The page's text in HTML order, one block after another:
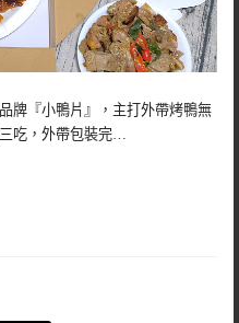
牌『小鴨片』，主打外帶烤鴨無
吃，外帶包裝完…